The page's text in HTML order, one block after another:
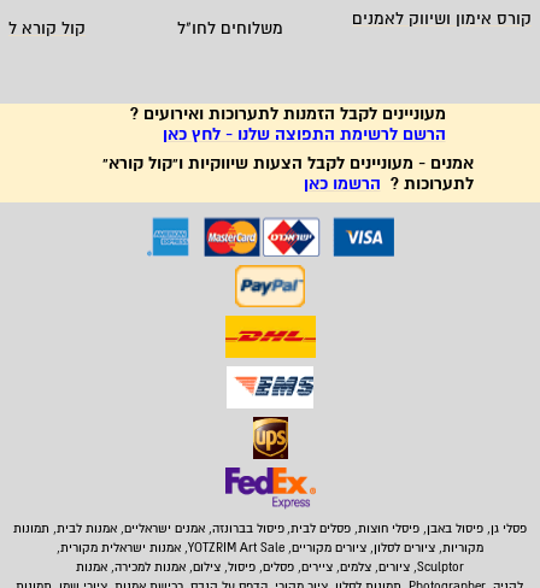
פסלי גן, פיסול באבן, פיסלי חוצות, פסלים לבית,פיסול בברונזה, אמנים ישראליים, אמנות לבית, תמונות
מקוריות, ציורים לסלון, ציורים מקוריים, YOTZRIM Art Sale, אמנות ישראלית מקורית,
Sculptor, ציורים, צלמים, ציירים, פסלים, פיסול, צילום, אמנות למכירה, אמנות
קורס אימון ושיווק לאמנים
משלוחים לחו"ל קול קורא
מעוניינים לקבל הזמנות לתערוכות ואירועים ?
הרשם לרשימת התפוצה שלנו - לחץ כאן
אמנים - מעוניינים לקבל הצעות שיווקיות ו"קול קורא"
לתערוכות ? הרשמו כאן